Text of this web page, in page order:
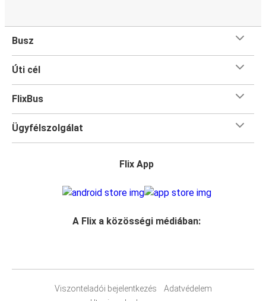
Busz
Úti cél
FlixBus
Ügyfélszolgálat
Flix App
A Flix a közösségi médiában:
Viszonteladói bejelentkezés
Adatvédelem